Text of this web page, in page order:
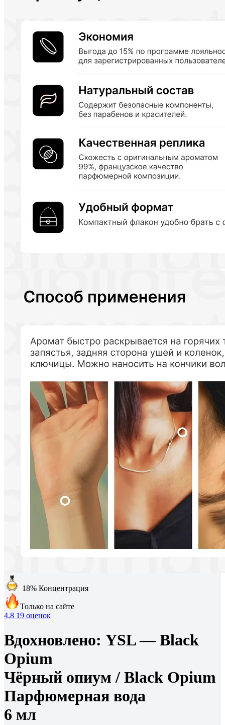
18% Концентрация
Только на сайте
4.8 19 оценок
Вдохновлено: YSL — Black
Opium
Чёрный опиум / Black Opium
Парфюмерная вода
6 мл